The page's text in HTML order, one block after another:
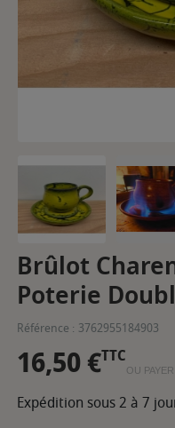
Brûlot
Poterie
Référence : 3762955184903
16,50 €TTC
OU
Expédition sous 2 à 7